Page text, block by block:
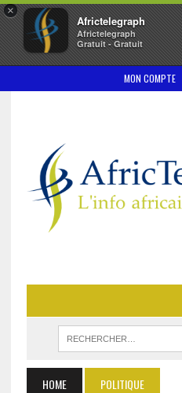
×
Africtelegraph
Africtelegraph
Gratuit - Gratuit
MON COMPTE
HOME POLITIQUE